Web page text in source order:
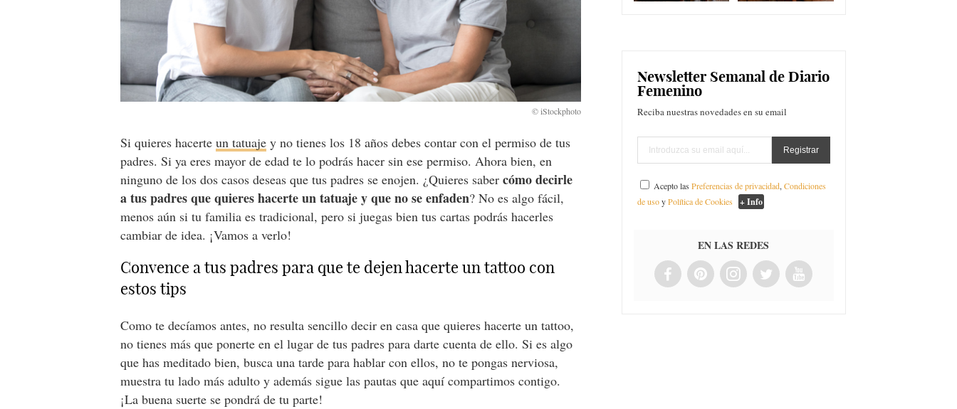
Si quieres hacerteun tatuaje y no tienes los 18 años debes contar con el permiso de tus
padres. Si ya eres mayor de edad te lo podrás hacer sin ese permiso. Ahora bien, en
ninguno de los dos casos deseas que tus padres se enojen. ¿Quieres sabercómo decirle
a tus padres que quieres hacerte un tatuaje y que no se enfaden? No es algo fácil,
menos aún si tu familia es tradicional, pero si juegas bien tus cartas podrás hacerles
cambiar de idea. ¡Vamos a verlo!
Convence a tus padres para que te dejen hacerte un tattoo con
estos tips
Como te decíamos antes, no resulta sencillo decir en casa que quieres hacerte un tattoo,
no tienes más que ponerte en el lugar de tus padres para darte cuenta de ello. Si es algo
que has meditado bien, busca una tarde para hablar con ellos, no te pongas nerviosa,
muestra tu lado más adulto y además sigue las pautas que aquí compartimos contigo.
¡La buena suerte se pondrá de tu parte!
Newsletter Semanal de Diario
Femenino
Reciba nuestras novedades en su email
Acepto lasPreferencias de privacidad,Condiciones
de usoyPolítica de Cookies + Info
EN LAS REDES